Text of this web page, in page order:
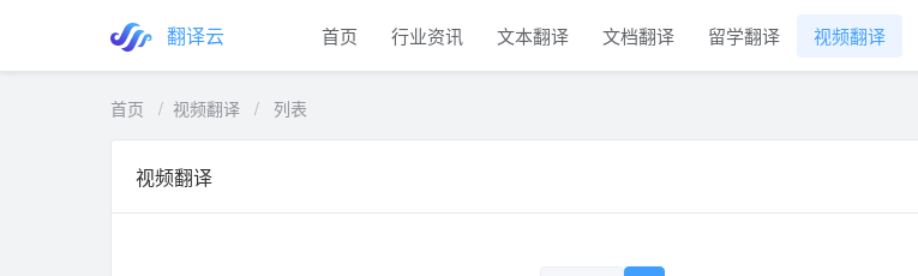
翻译云 首页 行业资讯 文本翻译 文档翻译 留学翻译 视频翻译
首页 / 视频翻译 / 列表
视频翻译